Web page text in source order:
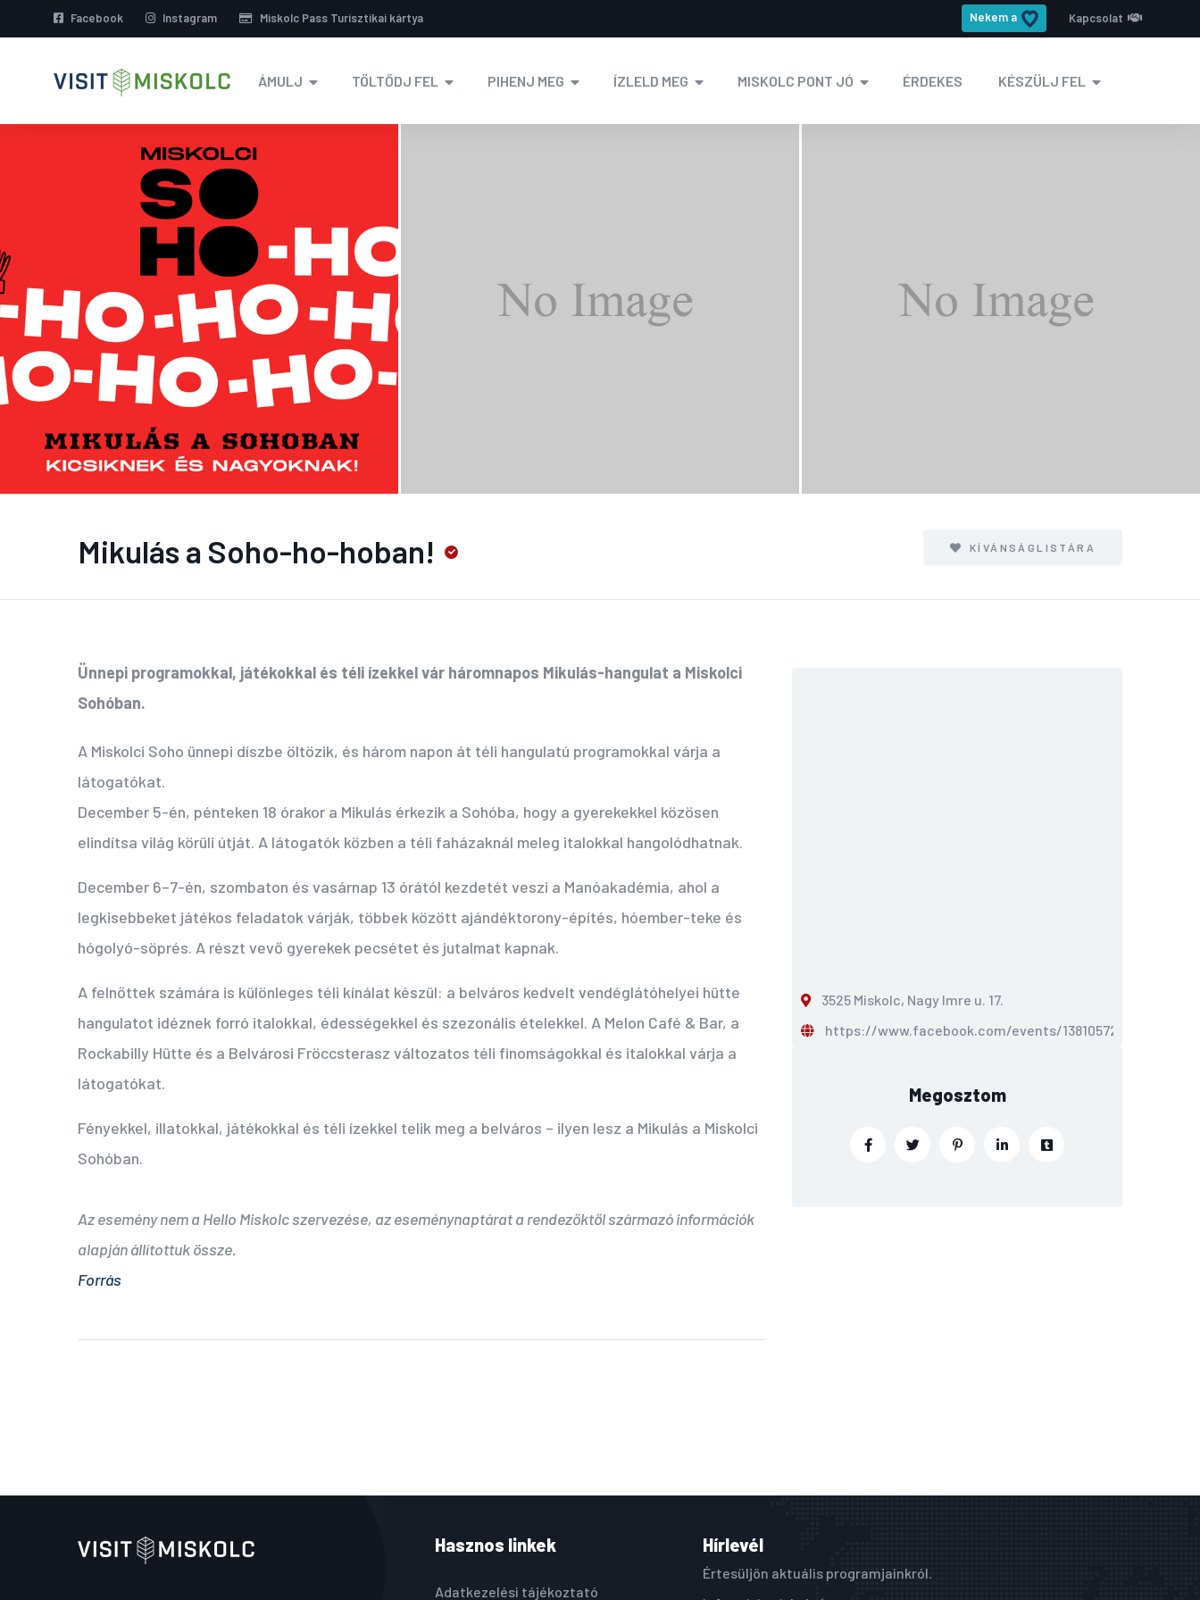
Facebook Instagram Miskolc Pass Turisztikai kártya Nekem a Kapcsolat
ÁMULJ TÖLTŐDJ FEL PIHENJ MEG ÍZLELD MEG MISKOLC PONT JÓ ÉRDEKES KÉSZÜLJ FEL
Mikulás a Soho-ho-hoban! KÍVÁNSÁGLISTÁRA
Ünnepi programokkal, játékokkal és téli ízekkel vár háromnapos Mikulás-hangulat a Miskolci
Sohóban.
A Miskolci Soho ünnepi díszbe öltözik, és három napon át téli hangulatú programokkal várja a
látogatókat.
December 5-én, pénteken 18 órakor a Mikulás érkezik a Sohóba, hogy a gyerekekkel közösen
elindítsa világ körüli útját. A látogatók közben a téli faházaknál meleg italokkal hangolódhatnak.
December 6–7-én, szombaton és vasárnap 13 órától kezdetét veszi a Manóakadémia, ahol a
legkisebbeket játékos feladatok várják, többek között ajándéktorony-építés, hóember-teke és
hógolyó-söprés. A részt vevő gyerekek pecsétet és jutalmat kapnak.
A felnőttek számára is különleges téli kínálat készül: a belváros kedvelt vendéglátóhelyei hütte
hangulatot idéznek forró italokkal, édességekkel és szezonális ételekkel. A Melon Café & Bar, a
Rockabilly Hütte és a Belvárosi Fröccsterasz változatos téli finomságokkal és italokkal várja a
látogatókat.
Fényekkel, illatokkal, játékokkal és téli ízekkel telik meg a belváros – ilyen lesz a Mikulás a Miskolci
Sohóban.
Az esemény nem a Hello Miskolc szervezése, az eseménynaptárat a rendezőktől származó információk
alapján állítottuk össze.
Forrás
3525 Miskolc, Nagy Imre u. 17.
https://www.facebook.com/events/1381057263417178/
Megosztom
Hasznos linkek
Adatkezelési tájékoztató
Hírlevél
Értesüljön aktuális programjainkról.